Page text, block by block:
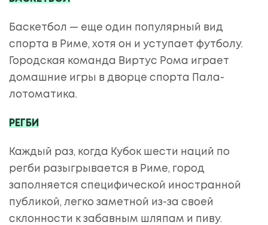
Баскетбол — еще один популярный вид
спорта в Риме, хотя он и уступает футболу.
Городская команда Виртус Рома играет
домашние игры в дворце спорта Пала-
лотоматика.
РЕГБИ
Каждый раз, когда Кубок шести наций по
регби разыгрывается в Риме, город
заполняется специфической иностранной
публикой, легко заметной из-за своей
склонности к забавным шляпам и пиву.